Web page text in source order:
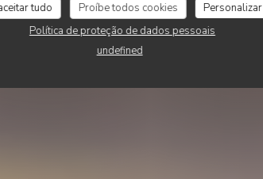
tudo Proíbe todos cookies
Personalizar
Política de proteção de dados pessoais
undefined
RESERVAR UMA MESA